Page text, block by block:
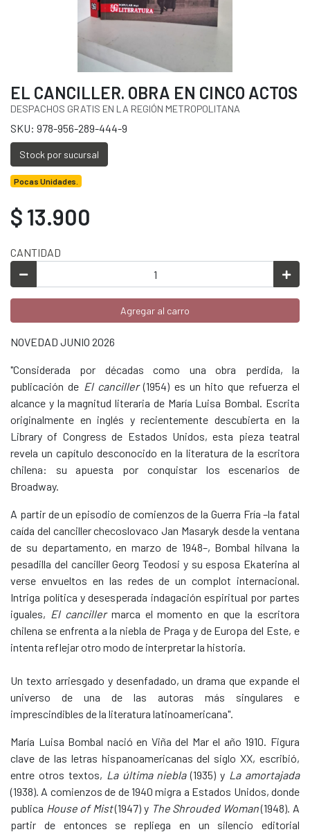
EL CANCILLER. OBRA EN CINCO ACTOS
DESPACHOS GRATIS EN LA REGIÓN METROPOLITANA
SKU: 978-956-289-444-9
Stock por sucursal
Pocas Unidades.
$ 13.900
CANTIDAD
Agregar al carro
NOVEDAD JUNIO 2026
"Considerada por décadas como una obra perdida, la
publicación de El canciller(1954) es un hito que refuerza el
alcance y la magnitud literaria de María Luisa Bombal. Escrita
originalmente en inglés y recientemente descubierta en la
Library of Congress de Estados Unidos, esta pieza teatral
revela un capítulo desconocido en la literatura de la escritora
chilena: su apuesta por conquistar los escenarios de
Broadway.
A partir de un episodio de comienzos de la Guerra Fría –la fatal
caída del canciller checoslovaco Jan Masaryk desde la ventana
de su departamento, en marzo de 1948–, Bombal hilvana la
pesadilla del canciller Georg Teodosi y su esposa Ekaterina al
verse envueltos en las redes de un complot internacional.
Intriga política y desesperada indagación espiritual por partes
iguales, El cancillermarca el momento en que la escritora
chilena se enfrenta a la niebla de Praga y de Europa del Este, e
intenta reflejar otro modo de interpretar la historia.
Un texto arriesgado y desenfadado, un drama que expande el
universo de una de las autoras más singulares e
imprescindibles de la literatura latinoamericana".
María Luisa Bombal nació en Viña del Mar el año 1910. Figura
clave de las letras hispanoamericanas del siglo XX, escribió,
entre otros textos, La última niebla(1935) y La amortajada
(1938). A comienzos de de 1940 migra a Estados Unidos, donde
publica House of Mist(1947) y The Shrouded Woman(1948). A
partir de entonces se repliega en un silencio editorial